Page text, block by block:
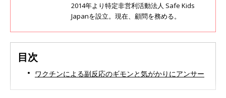
2014年より特定非営利活動法人 Safe Kids
Japanを設立。現在、顧問を務める。
目次
ワクチンによる副反応のギモンと気がかりにアンサー